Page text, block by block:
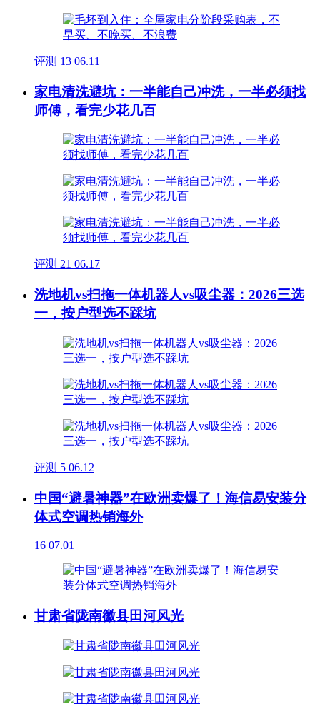
评测 13 06.11
家电清洗避坑：一半能自己冲洗，一半必须找
师傅，看完少花几百
评测 21 06.17
洗地机vs扫拖一体机器人vs吸尘器：2026三选
一，按户型选不踩坑
评测 5 06.12
中国“避暑神器”在欧洲卖爆了！海信易安装分
体式空调热销海外
16 07.01
甘肃省陇南徽县田河风光